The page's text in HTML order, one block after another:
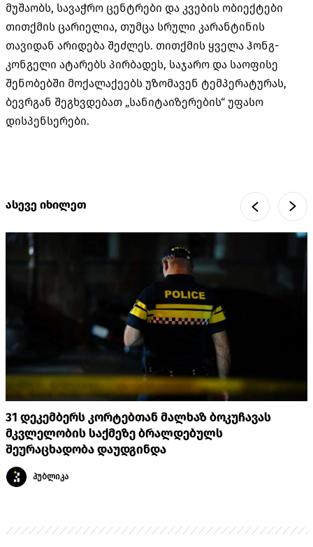
მუშაობს, სავაჭრო ცენტრები და კვების ობიექტები
თითქმის ცარიელია, თუმცა სრული კარანტინის
თავიდან არიდება შეძლეს. თითქმის ყველა ჰონგ-
კონგელი ატარებს პირბადეს, საჯარო და საოფისე
შენობებში მოქალაქეებს უზომავენ ტემპერატურას,
ბევრგან შეგხვდებათ „სანიტაიზერების“ უფასო
დისპენსერები.
ასევე იხილეთ
31 დეკემბერს კორტებთან მალხაზ ბოკუჩავას
მკვლელობის საქმეზე ბრალდებულს
შეურაცხადობა დაუდგინდა
პუბლიკა